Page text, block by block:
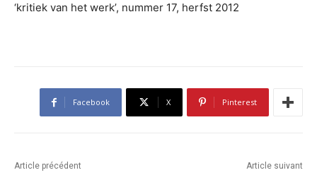
‘kritiek van het werk’, nummer 17, herfst 2012
Facebook X Pinterest
Article précédent Article suivant